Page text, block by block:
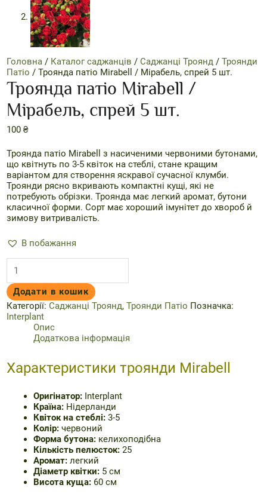
Головна / Каталог саджанців /Саджанці Троянд /Троянди
Патіо / Троянда патіо Mirabell / Мірабель, спрей 5 шт.
Троянда патіо Mirabell /
Мірабель, спрей 5 шт.
100₴
Троянда патіо Mirabell з насиченими червоними бутонами,
що квітнуть по 3-5 квіток на стеблі, стане кращим
варіантом для створення яскравої сучасної клумби.
Троянди рясно вкривають компактні кущі, які не
потребують обрізки. Троянда має легкий аромат, бутони
класичної форми. Сорт має хороший імунітет до хвороб й
зимову витривалість.
В побажання
патіо
Mirabell
/
Мірабель,
спрей
Додати в кошик
Категорії:Саджанці Троянд,Троянди Патіо Позначка:
Interplant
Опис
Додаткова інформація
Характеристики троянди Mirabell
Оригінатор: Interplant
Країна: Нідерланди
Квіток на стеблі: 3-5
Колір:червоний
Форма бутона: келихоподібна
Кількість пелюсток:25
Аромат:легкий
Діаметр квітки: 5 см
Висота куща: 60 см